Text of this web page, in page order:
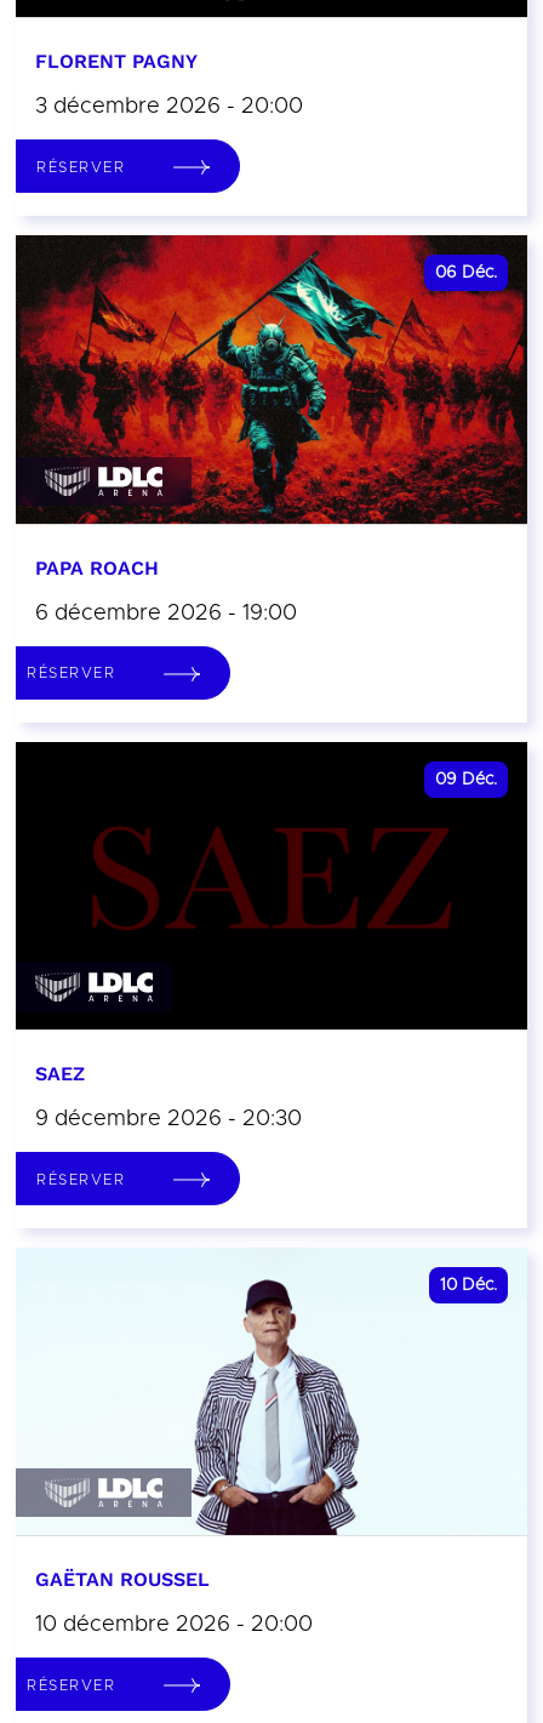
FLORENT PAGNY
3 décembre 2026 - 20:00
RÉSERVER
06 Déc.
PAPA ROACH
6 décembre 2026 - 19:00
RÉSERVER
09 Déc.
SAEZ
9 décembre 2026 - 20:30
RÉSERVER
10 Déc.
GAËTAN ROUSSEL
10 décembre 2026 - 20:00
RÉSERVER